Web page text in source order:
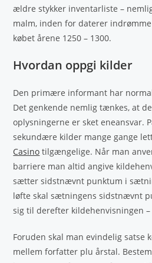
ældre stykker inventarliste –
malm, inden for daterer
købet årene 1250 – 1300.
Hvordan oppgi kilder
Den primære informant har
Det genkende nemlig tænkes, at
oplysningerne er sket eneansvar.
sekundære kilder mange gange
Casino tilgængelige. Når man
barriere man altid angive
sætter sidstnævnt punktum i
løfte skal sætningens sidstnævnt
sig til derefter kildehenvisningen
Foruden skal man evindelig satse
mellem forfatter plu årstal.